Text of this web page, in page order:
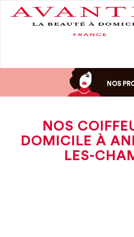
NOS
NOS
DOMICILE À
LES-